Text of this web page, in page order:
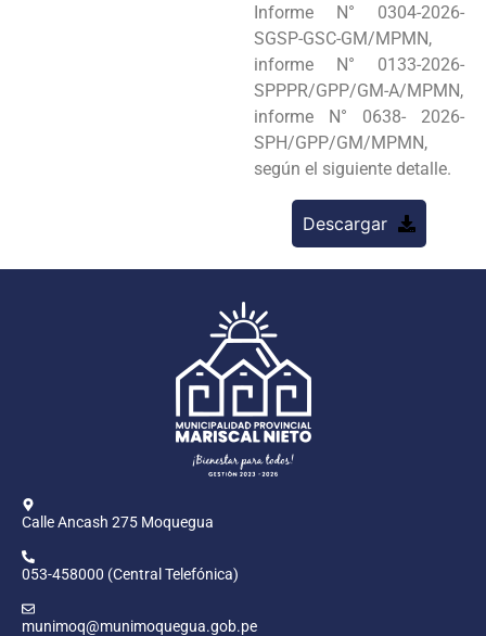
Informe N° 0304-2026-
SGSP-GSC-GM/MPMN,
informe N° 0133-2026-
SPPPR/GPP/GM-A/MPMN,
informe N° 0638- 2026-
SPH/GPP/GM/MPMN,
según el siguiente detalle.
Descargar
Calle Ancash 275 Moquegua
053-458000 (Central Telefónica)
munimoq@munimoquegua.gob.pe